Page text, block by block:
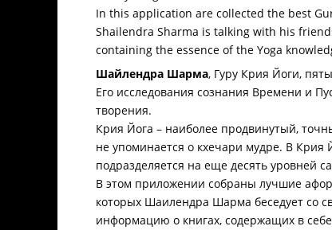
In this application are collected the best
Shailendra Sharma is talking with his
containing the essence of the Yoga
Шайлендра Шарма, Гуру Крия Йоги,
Его исследования сознания Времени и
творения.
Крия Йога – наиболее продвинутый,
не упоминается о кхечари мудре. В Крия
подразделяется на еще десять уровней
В этом приложении собраны лучшие
которых Шаилендра Шарма беседует со
информацию о книгах, содержащих в